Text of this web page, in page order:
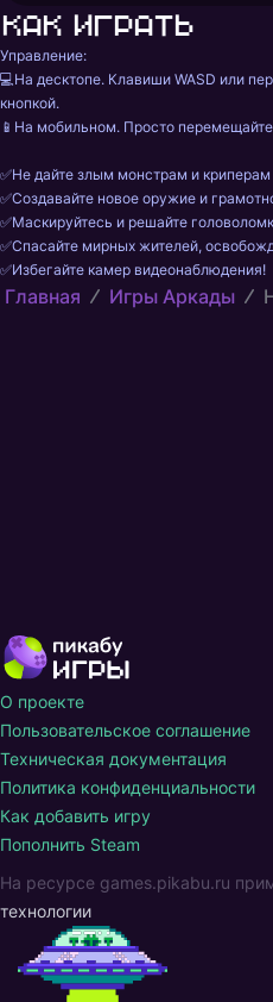
Как играть
Управление:
💻На десктопе. Клавиши WASD или
кнопкой.
📱На мобильном. Просто
✅Не дайте злым монстрам и
✅Создавайте новое оружие и
✅Маскируйтесь и решайте
✅Спасайте мирных жителей,
✅Избегайте камер видеонаблюдения!
Главная Игры Аркады
О проекте
Пользовательское соглашение
Техническая документация
Политика конфиденциальности
Как добавить игру
Пополнить Steam
На ресурсе games.pikabu.ru
технологии